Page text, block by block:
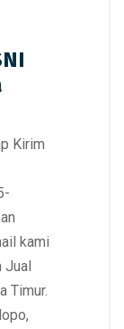
Kirim
kami
Jual
Timur.